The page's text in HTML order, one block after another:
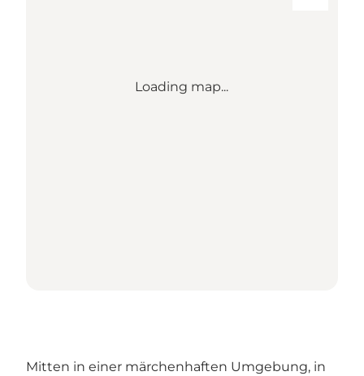
Loading map...
Mitten in einer märchenhaften Umgebung, in